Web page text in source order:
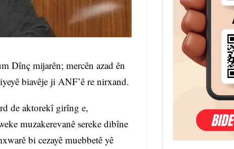
Dînç mijarên; mercên azad ên
biavêje ji ANF’ê re nirxand.
de aktorekî girîng e,
muzakerevanê sereke dibîne
bi cezayê muebbetê yê